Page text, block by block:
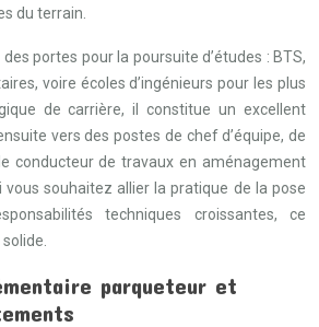
du terrain.
des portes pour la poursuite d’études : BTS,
voire écoles d’ingénieurs pour les plus
de carrière, il constitue un excellent
vers des postes de chef d’équipe, de
conducteur de travaux en aménagement
vous souhaitez allier la pratique de la pose
techniques croissantes, ce
parqueteur et